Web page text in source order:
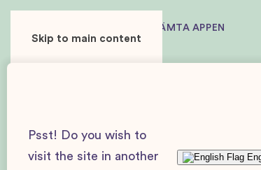
Skip to main content
HÄMTA APPEN
Psst! Do you wish to
visit the site in another